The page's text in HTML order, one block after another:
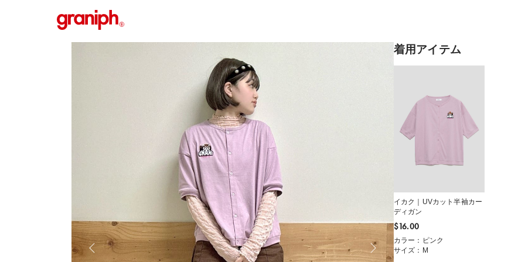
着用アイテム
イカク｜UVカット半袖カー
ディガン
$‌16.00
カラー：ピンク
サイズ：M